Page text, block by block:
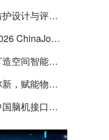
智能新时代
设计与评估
ChinaJo
“与AI同游”新
空间智能时
，赋能物联
脑机接口大
术赢行业顶级